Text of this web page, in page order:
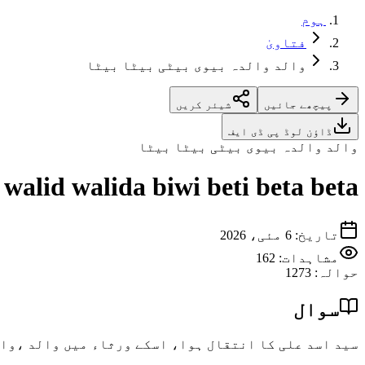
ہوم
فتاویٰ
والد والدہ بیوی بیٹی بیٹا بیٹا
پیچھے جائیں شیئر کریں
ڈاؤن لوڈ پی ڈی ایف
والد والدہ بیوی بیٹی بیٹا بیٹا
walid walida biwi beti beta beta
تاریخ: 6 مئی، 2026
مشاہدات: 162
حوالہ :
1273
سوال
سید اسد علی کا انتقال ہوا، اسکے ورثاء میں والد